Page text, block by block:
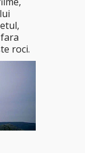
roci.